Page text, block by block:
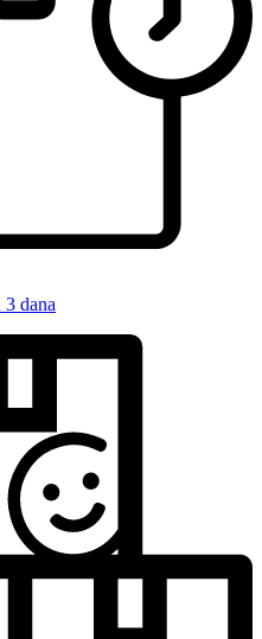
dana